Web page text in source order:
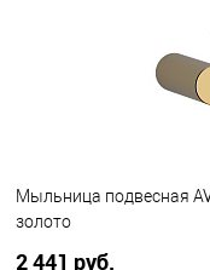
Мыльница подвесная
золото
2 441 руб.